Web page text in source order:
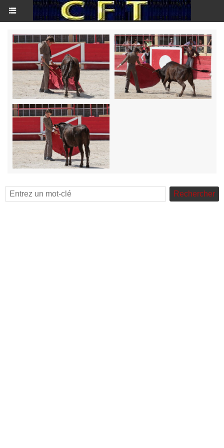
Rechercher